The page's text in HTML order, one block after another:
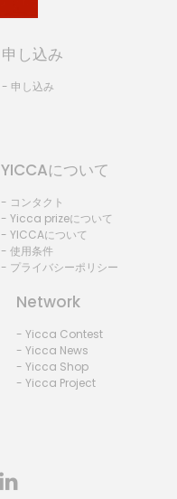
申し込み
- 申し込み
YICCAについて
- コンタクト
- Yicca prizeについて
- YICCAについて
- 使用条件
- プライバシーポリシー
Network
- Yicca Contest
- Yicca News
- Yicca Shop
- Yicca Project